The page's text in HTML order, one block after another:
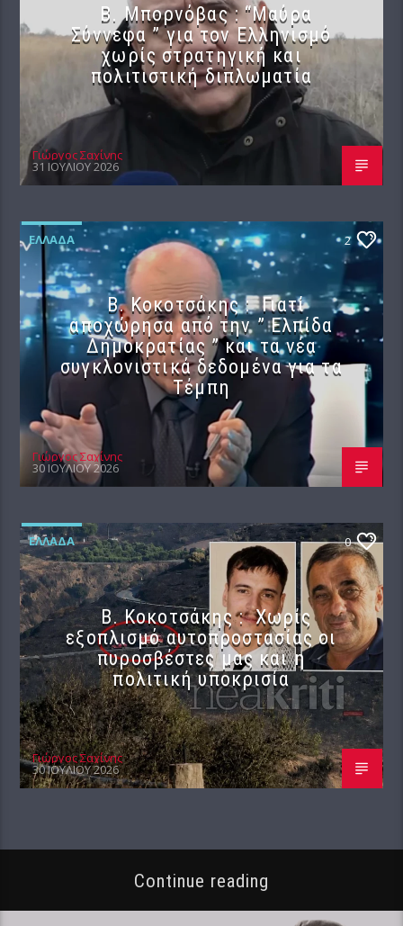
B. Μπορνόβας : “Μαύρα
Σύννεφα ” για τον Ελληνισμό
χωρίς στρατηγική και
πολιτιστική διπλωματία
Γιώργος Σαχίνης
31 ΙΟΥΛΊΟΥ 2026
ΕΛΛΆΔΑ 2
Β. Κοκοτσάκης : Γιατί
αποχώρησα από την ” Ελπίδα
Δημοκρατίας ” και τα νέα
συγκλονιστικά δεδομένα για τα
Τέμπη
Γιώργος Σαχίνης
30 ΙΟΥΛΊΟΥ 2026
ΕΛΛΆΔΑ 0
Β. Κοκοτσάκης : Χωρίς
εξοπλισμό αυτοπροστασίας οι
πυροσβέστες μας και η
πολιτική υποκρισία
Γιώργος Σαχίνης
30 ΙΟΥΛΊΟΥ 2026
Continue reading